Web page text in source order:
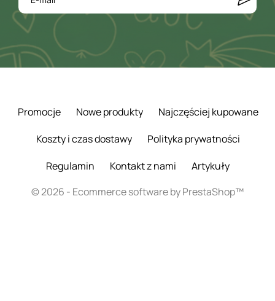
Promocje Nowe produkty
Najczęściej kupowane
Koszty i czas dostawy
Polityka prywatności
Regulamin
Kontakt z nami
Artykuły
© 2026 - Ecommerce software by PrestaShop™